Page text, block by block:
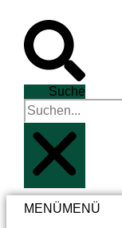
Suche
MENÜMENÜ